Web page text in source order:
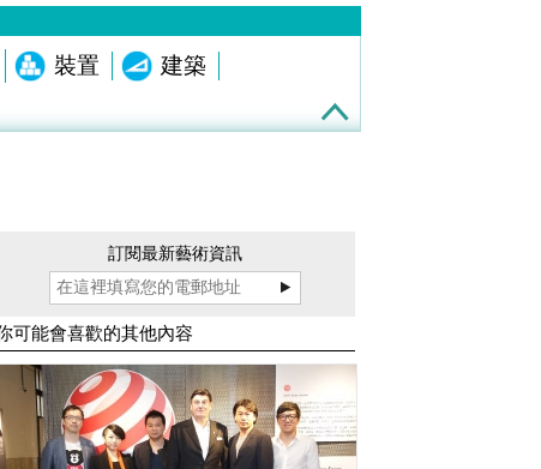
演藝術裝置
建築
訂閱最新藝術資訊
可能會喜歡的其他內容